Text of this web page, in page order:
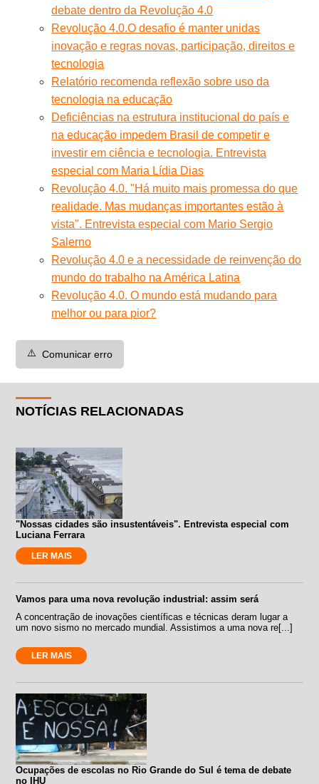
debate dentro da Revolução 4.0
Revolução 4.0.O desafio é manter unidas
inovação e regras novas, participação, direitos e
tecnologia
Relatório recomenda reflexão sobre uso da
tecnologia na educação
Deficiências na estrutura institucional do país e
na educação impedem Brasil de competir e
investir em ciência e tecnologia. Entrevista
especial com Maria Lídia Dias
Revolução 4.0. "Há muito mais promessa do que
realidade. Mas mudanças importantes estão à
vista". Entrevista especial com Mario Sergio
Salerno
Revolução 4.0 e a necessidade de reinvenção do
mundo do trabalho na América Latina
Revolução 4.0. O mundo está mudando para
melhor ou para pior?
⚠️ Comunicar erro
NOTÍCIAS RELACIONADAS
"Nossas cidades são insustentáveis". Entrevista especial com
Luciana Ferrara
LER MAIS
Vamos para uma nova revolução industrial: assim será
A concentração de inovações científicas e técnicas deram lugar a
um novo sismo no mercado mundial. Assistimos a uma nova re[...]
LER MAIS
Ocupações de escolas no Rio Grande do Sul é tema de debate
no IHU